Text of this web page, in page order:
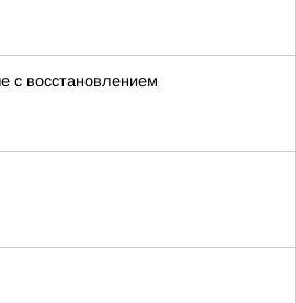
с восстановлением